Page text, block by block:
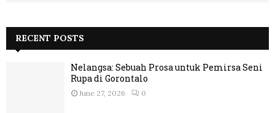
RECENT POSTS
Nelangsa: Sebuah Prosa untuk Pemirsa Seni
Rupa di Gorontalo
June 27, 2026 0